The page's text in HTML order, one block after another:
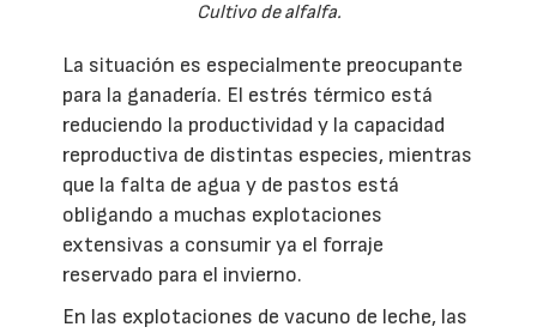
Cultivo de alfalfa.
La situación es especialmente preocupante
para la ganadería. El estrés térmico está
reduciendo la productividad y la capacidad
reproductiva de distintas especies, mientras
que la falta de agua y de pastos está
obligando a muchas explotaciones
extensivas a consumir ya el forraje
reservado para el invierno.
En las explotaciones de vacuno de leche, las